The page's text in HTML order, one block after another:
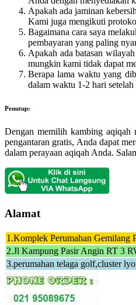
Apakah ada jaminan
Kami juga mengikuti
Bagaimana cara saya
pembayaran yang paling
Apakah ada batasan
mungkin kami tidak dapat
Berapa lama waktu yang
dalam waktu 1-2 hari
Penutup:
Dengan memilih kambing aqiqah
pengantaran gratis, Anda dapat
dalam perayaan aqiqah Anda.
Alamat
1.Komplek Perumahan Gemilang
2.Jl Kampung Pasir Angin RT 3
3.perumahan telaga golf,cluster